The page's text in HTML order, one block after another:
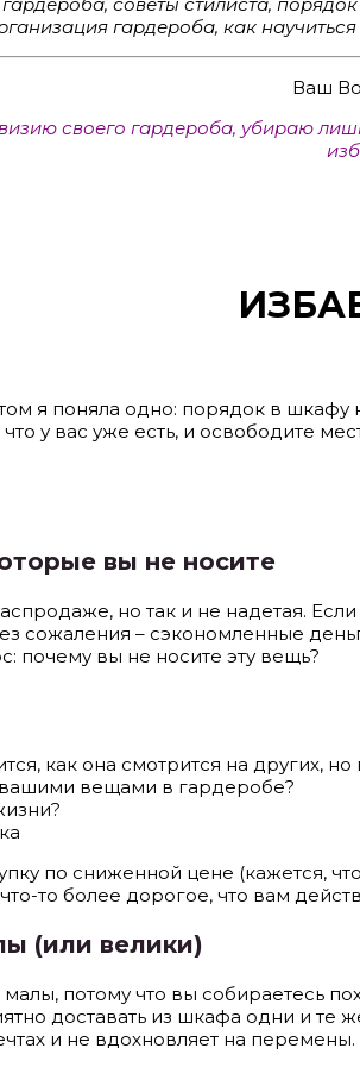
гардероба, как
Ваш
своего гардероба, убираю
я поняла одно: порядок в
у вас уже есть, и освободите
вы не носите
но так и не надетая.
сожаления – сэкономленные
почему вы не носите эту вещь?
как она смотрится на других,
вещами в гардеробе?
по сниженной цене (кажется,
то более дорогое, что вам
(или велики)
потому что вы собираетесь
доставать из шкафа одни и те
и не вдохновляет на